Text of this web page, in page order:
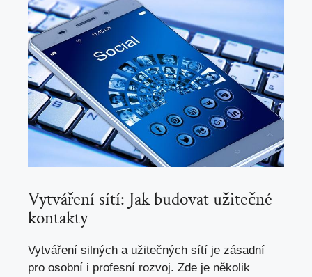
Vytváření sítí: Jak⁣ budovat⁢ užitečné
kontakty
Vytváření silných a ‌užitečných sítí ⁣je⁤ zásadní
pro osobní i profesní rozvoj.⁣ Zde je několik